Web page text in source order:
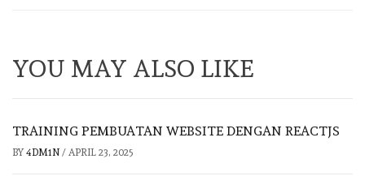
YOU MAY ALSO LIKE
TRAINING PEMBUATAN WEBSITE DENGAN REACTJS
BY 4DM1N / APRIL 23, 2025